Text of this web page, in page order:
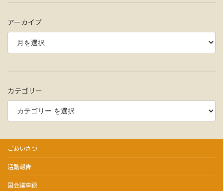
アーカイブ
カテゴリー
ごあいさつ
活動報告
国会議事録